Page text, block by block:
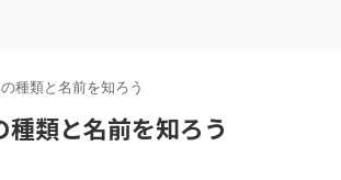
種類と名前を知ろう
種類と名前を知ろう